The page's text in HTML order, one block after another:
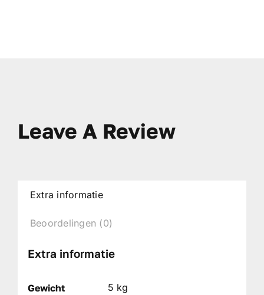
Leave A Review
Extra informatie
Beoordelingen (0)
Extra informatie
Gewicht 5 kg